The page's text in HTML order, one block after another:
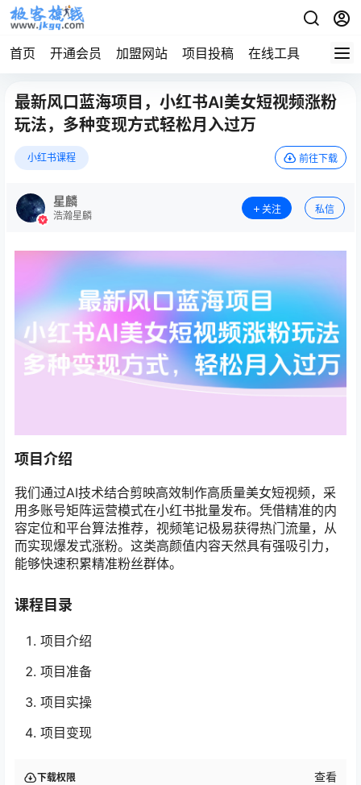
首页 开通会员 加盟网站 项目投稿 在线工具 地址发
最新风口蓝海项目，小红书AI美女短视频涨粉
玩法，多种变现方式轻松月入过万
小红书课程 前往下载
星麟
浩瀚星麟
关注 私信
项目介绍
我们通过AI技术结合剪映高效制作高质量美女短视频，采
用多账号矩阵运营模式在小红书批量发布。凭借精准的内
容定位和平台算法推荐，视频笔记极易获得热门流量，从
而实现爆发式涨粉。这类高颜值内容天然具有强吸引力，
能够快速积累精准粉丝群体。
课程目录
项目介绍
项目准备
项目实操
项目变现
下载权限 查看